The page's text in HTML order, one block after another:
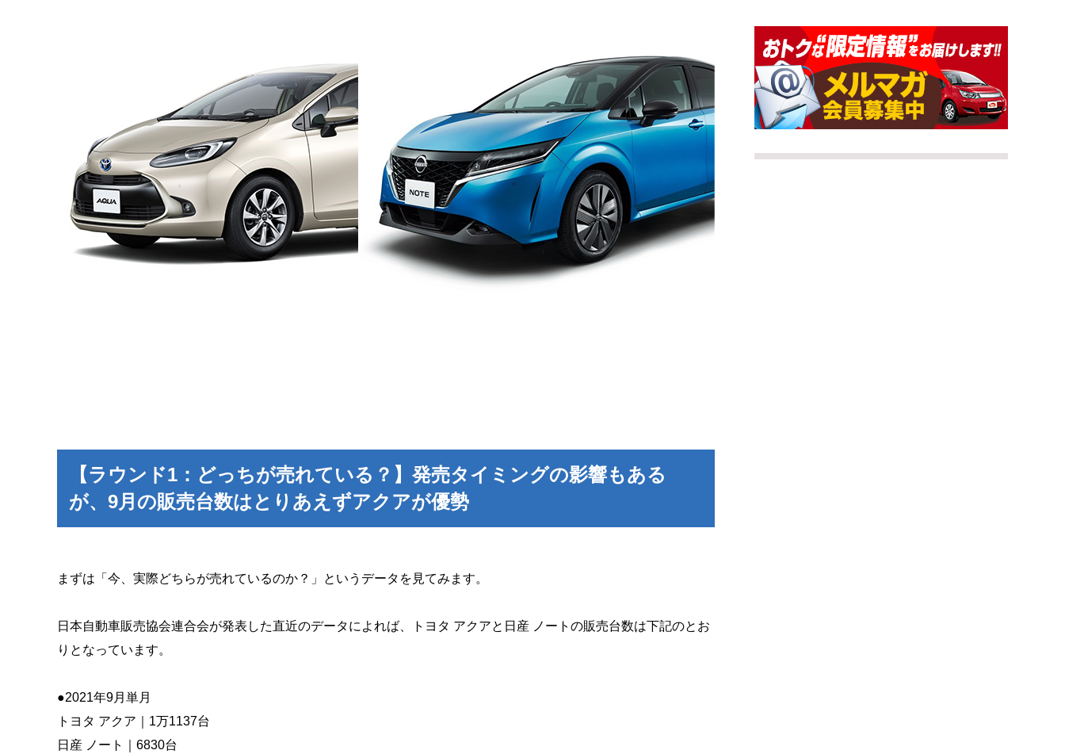
【ラウンド1：どっちが売れている？】発売タイミングの影響もある
が、9月の販売台数はとりあえずアクアが優勢
まずは「今、実際どちらが売れているのか？」というデータを見てみます。
日本自動車販売協会連合会が発表した直近のデータによれば、トヨタ アクアと日産 ノートの販売台数は下記のとお
りとなっています。
●2021年9月単月
トヨタ アクア｜1万1137台
日産 ノート｜6830台